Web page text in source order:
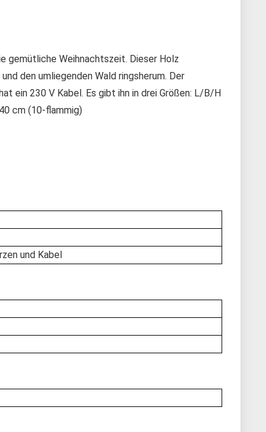
gemütliche Weihnachtszeit. Dieser Holz
den umliegenden Wald ringsherum. Der
ein 230 V Kabel. Es gibt ihn in drei Größen: L/B/H
cm (10-flammig)
und Kabel